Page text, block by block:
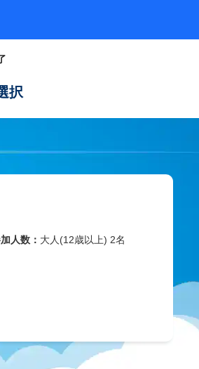
択
人数： 大人(12歳以上) 2名
789
321